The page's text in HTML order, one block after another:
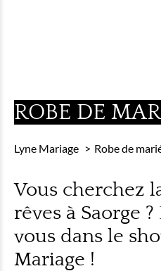
ROBE DE
Lyne Mariage Robe de
Vous cherchez
rêves à Saorge
vous dans le
Mariage !